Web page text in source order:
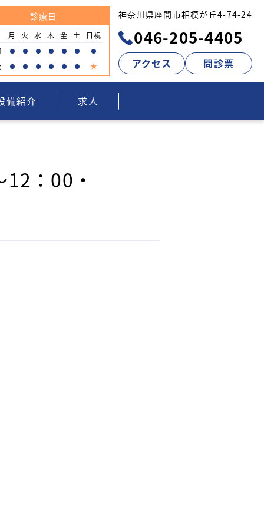
診療日
月 火 水 木 金 土
日祝
神奈川県座間市相模が丘4-74-24
046-205-4405
アクセス 問診票
備紹介 求人
：00・